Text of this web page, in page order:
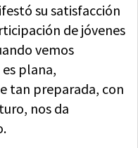
su satisfacción
de jóvenes
vemos
plana,
tan preparada, con
nos da